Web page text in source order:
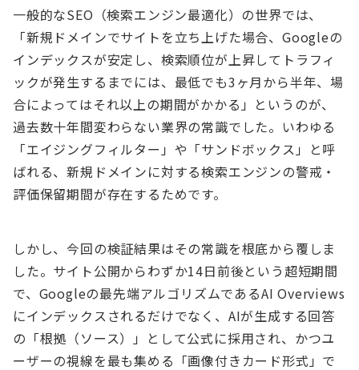
一般的なSEO（検索エンジン最適化）の世界では、
「新規ドメインでサイトを立ち上げた場合、Googleの
インデックスが安定し、検索順位が上昇してトラフィ
ックが発生するまでには、最低でも3ヶ月から半年、場
合によってはそれ以上の期間がかかる」というのが、
過去数十年間変わらない業界の常識でした。いわゆる
「エイジングフィルター」や「サンドボックス」と呼
ばれる、新規ドメインに対する検索エンジンの警戒・
評価保留期間が存在するためです。
しかし、今回の検証結果はその常識を根底から覆しま
した。サイト公開からわずか14日前後という超短期間
で、Googleの最先端アルゴリズムであるAI Overviews
にインデックスされるだけでなく、AIが生成する回答
の「根拠（ソース）」として公式に採用され、かつユ
ーザーの視線を最も集める「画像付きカード形式」で